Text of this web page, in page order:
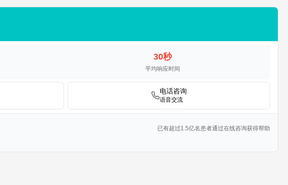
30秒
平均响应时间
电话咨询
语音交流
已有超过1.5亿名患者通过在线咨询获得帮助